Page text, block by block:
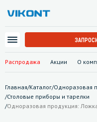
Распродажа Акции О
Главная/Каталог/Одноразовая
/Столовые приборы и тарелки
/Одноразовая продукция: